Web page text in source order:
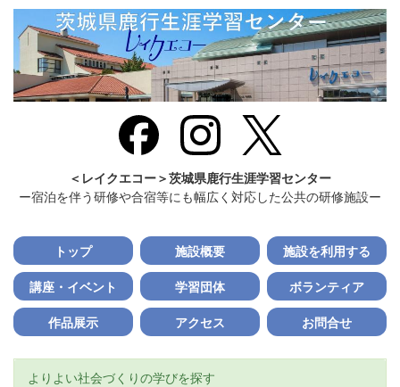
＜レイクエコー＞茨城県鹿行生涯学習センター
ー宿泊を伴う研修や合宿等にも幅広く対応した公共の研修施設ー
トップ 施設概要
施設を利用する
講座・イベント
学習団体
ボランティア
作品展示
アクセス お問合せ
よりよい社会づくりの学びを探す